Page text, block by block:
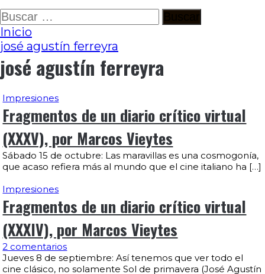
Ir
al
contenido
Buscar:
Inicio
josé agustín ferreyra
josé agustín ferreyra
Impresiones
Fragmentos de un diario crítico virtual
(XXXV), por Marcos Vieytes
Sábado 15 de octubre: Las maravillas es una cosmogonía,
que acaso refiera más al mundo que el cine italiano ha […]
Impresiones
Fragmentos de un diario crítico virtual
(XXXIV), por Marcos Vieytes
2 comentarios
Jueves 8 de septiembre: Así tenemos que ver todo el
cine clásico, no solamente Sol de primavera (José Agustín